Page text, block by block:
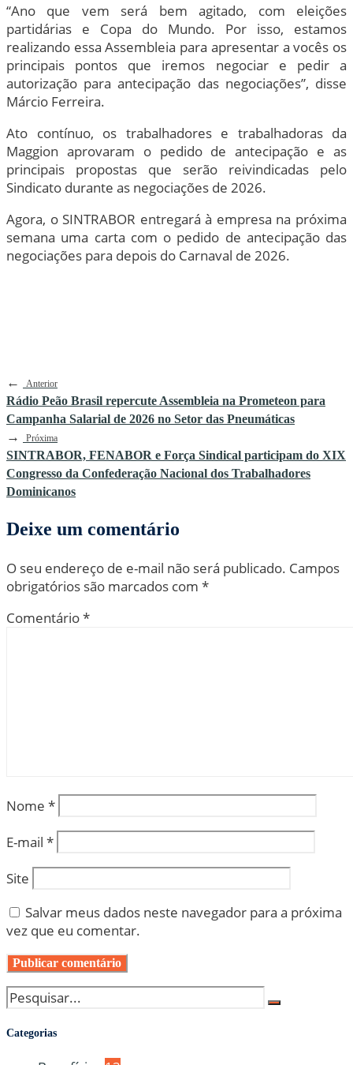
“Ano que vem será bem agitado, com eleições
partidárias e Copa do Mundo. Por isso, estamos
realizando essa Assembleia para apresentar a vocês os
principais pontos que iremos negociar e pedir a
autorização para antecipação das negociações”, disse
Márcio Ferreira.
Ato contínuo, os trabalhadores e trabalhadoras da
Maggion aprovaram o pedido de antecipação e as
principais propostas que serão reivindicadas pelo
Sindicato durante as negociações de 2026.
Agora, o SINTRABOR entregará à empresa na próxima
semana uma carta com o pedido de antecipação das
negociações para depois do Carnaval de 2026.
← Anterior
Rádio Peão Brasil repercute Assembleia na Prometeon para
Campanha Salarial de 2026 no Setor das Pneumáticas
→ Próxima
SINTRABOR, FENABOR e Força Sindical participam do XIX
Congresso da Confederação Nacional dos Trabalhadores
Dominicanos
Deixe um comentário
O seu endereço de e-mail não será publicado. Campos
obrigatórios são marcados com *
Comentário*
Nome *
E-mail *
Site
Salvar meus dados neste navegador para a próxima
vez que eu comentar.
Categorias